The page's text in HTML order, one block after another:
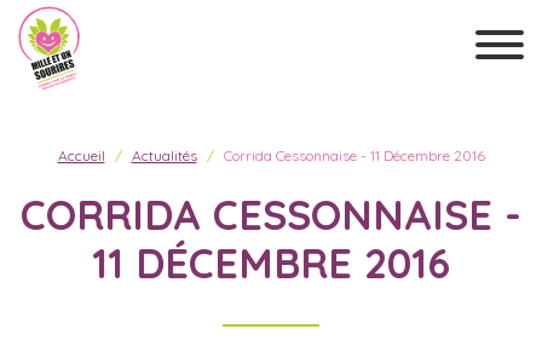
Accueil Actualités Corrida Cessonnaise - 11 Décembre 2016
CORRIDA CESSONNAISE -
11 DÉCEMBRE 2016